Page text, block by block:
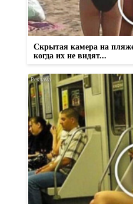
Скрытая камера на
когда их не видят...